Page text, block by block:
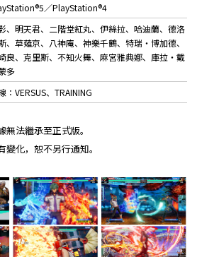
／PlayStation®4
、明天君、二階堂紅丸、伊絲拉、哈迪蘭、德洛
、草薙京、八神庵、神樂千鶴、特瑞・博加德、
良、克里斯、不知火舞、麻宮雅典娜、庫拉・戴
多
：VERSUS、TRAINING
法繼承至正式版。
化，恕不另行通知。